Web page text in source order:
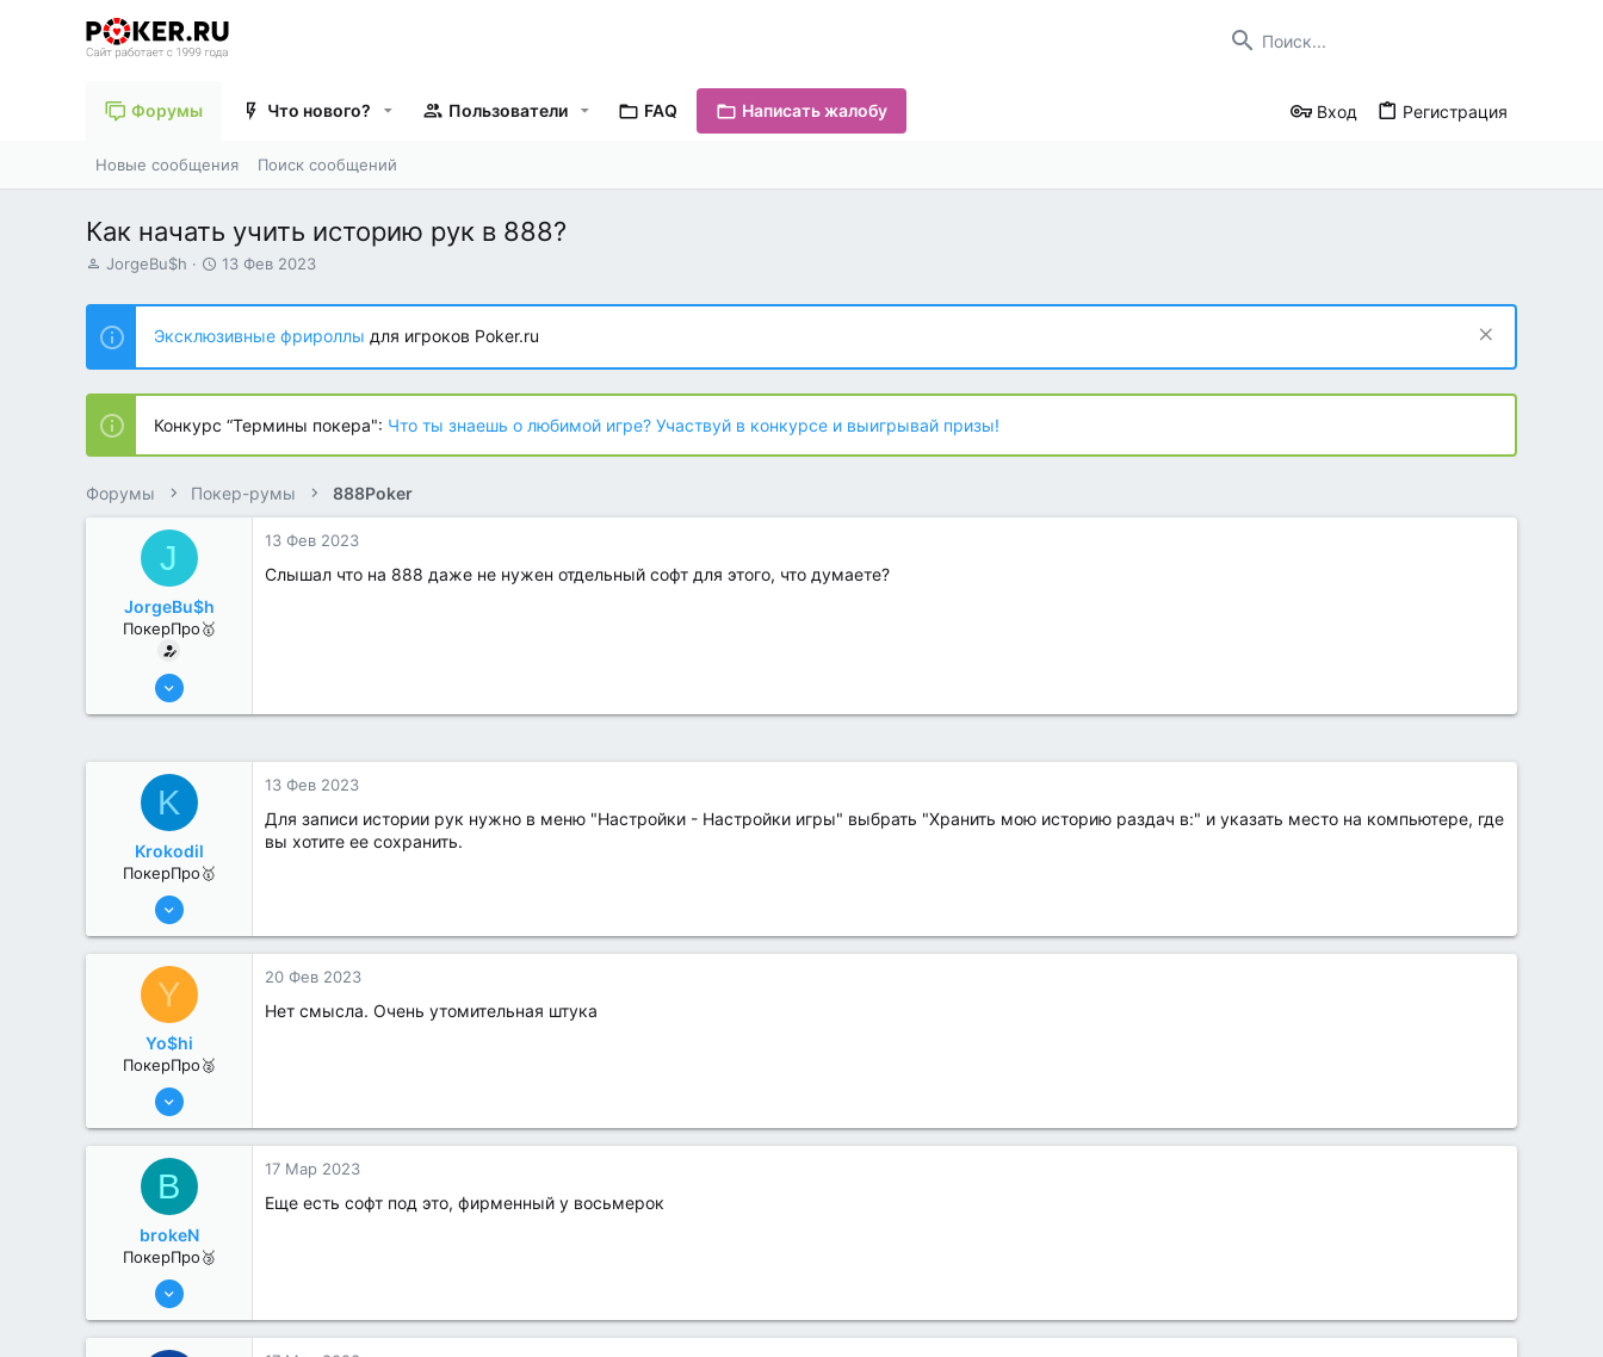
Форумы Что нового? Пользователи FAQ Написать жалобу Вход Регистрация
Новые сообщения Поиск сообщений
Как начать учить историю рук в 888?
А
т
о
р
т
е
м
ы
JorgeBu$h
Д
т
н
а
ч
а
13 Фев 2023
Эксклюзивные фрироллы для игроков Poker.ru
Конкурс “Термины покера": Что ты знаешь о любимой игре? Участвуй в конкурсе и выигрывай призы!
Форумы Покер-румы 888Poker
J
JorgeBu$h
ПокерПро🥇
25 Июл 2022
13 Фев 2023
Слышал что на 888 даже не нужен отдельный софт для этого, что думаете?
K
Krokodil
ПокерПро🥇
25 Июл 2022
2
13 Фев 2023
Для записи истории рук нужно в меню "Настройки - Настройки игры" выбрать "Хранить мою историю раздач в:" и указать место на компьютере, где
вы хотите ее сохранить.
Y
Yo$hi
ПокерПро🥈
25 Июл 2022
0
20 Фев 2023
Нет смысла. Очень утомительная штука
B
brokeN
ПокерПро🥉
17 Авг 2022
0
17 Мар 2023
Еще есть софт под это, фирменный у восьмерок